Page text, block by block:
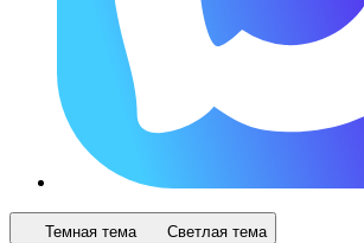
Темная тема Светлая тема